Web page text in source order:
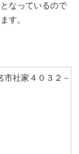
なっているので
す。
社家４０３２－１